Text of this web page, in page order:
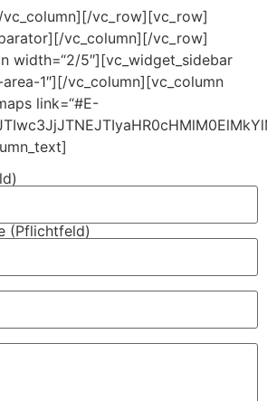
vc_row][vc_row]
vc_column][/vc_row]
width=“2/5″][vc_widget_sidebar
1″][/vc_column][vc_column
link=“#E-
(Pflichtfeld)